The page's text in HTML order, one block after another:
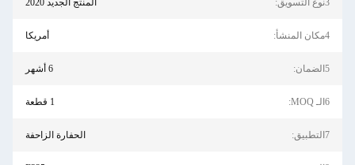
3نوع التسويق: المنتج الجديد 2020
4مكان المنشأ: أمريكا
5الضمان: 6 أشهر
6الـ MOQ: 1 قطعة
7التطبيق: الحفارة الزاحفة